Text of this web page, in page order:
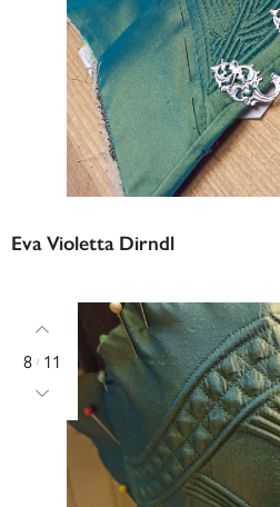
Eva Violetta Dirndl
8 / 11